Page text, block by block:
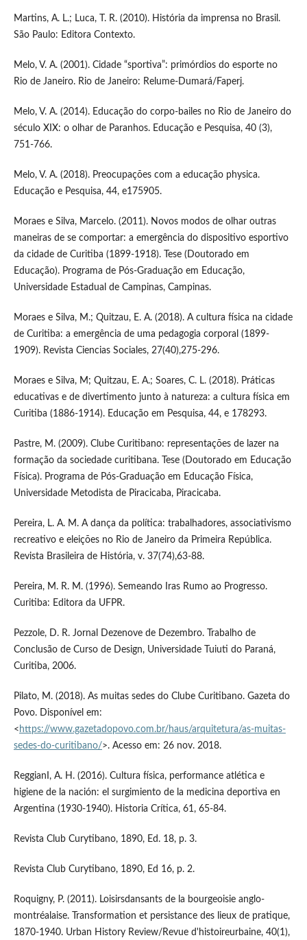
Martins, A. L.; Luca, T. R. (2010). História da imprensa no Brasil.
São Paulo: Editora Contexto.
Melo, V. A. (2001). Cidade “sportiva”: primórdios do esporte no
Rio de Janeiro. Rio de Janeiro: Relume-Dumará/Faperj.
Melo, V. A. (2014). Educação do corpo-bailes no Rio de Janeiro do
século XIX: o olhar de Paranhos. Educação e Pesquisa, 40 (3),
751-766.
Melo, V. A. (2018). Preocupações com a educação physica.
Educação e Pesquisa, 44, e175905.
Moraes e Silva, Marcelo. (2011). Novos modos de olhar outras
maneiras de se comportar: a emergência do dispositivo esportivo
da cidade de Curitiba (1899-1918). Tese (Doutorado em
Educação). Programa de Pós-Graduação em Educação,
Universidade Estadual de Campinas, Campinas.
Moraes e Silva, M.; Quitzau, E. A. (2018). A cultura física na cidade
de Curitiba: a emergência de uma pedagogia corporal (1899-
1909). Revista Ciencias Sociales, 27(40),275-296.
Moraes e Silva, M; Quitzau, E. A.; Soares, C. L. (2018). Práticas
educativas e de divertimento junto à natureza: a cultura física em
Curitiba (1886-1914). Educação em Pesquisa, 44, e 178293.
Pastre, M. (2009). Clube Curitibano: representações de lazer na
formação da sociedade curitibana. Tese (Doutorado em Educação
Física). Programa de Pós-Graduação em Educação Física,
Universidade Metodista de Piracicaba, Piracicaba.
Pereira, L. A. M. A dança da política: trabalhadores, associativismo
recreativo e eleições no Rio de Janeiro da Primeira República.
Revista Brasileira de História, v. 37(74),63-88.
Pereira, M. R. M. (1996). Semeando Iras Rumo ao Progresso.
Curitiba: Editora da UFPR.
Pezzole, D. R. Jornal Dezenove de Dezembro. Trabalho de
Conclusão de Curso de Design, Universidade Tuiuti do Paraná,
Curitiba, 2006.
Pilato, M. (2018). As muitas sedes do Clube Curitibano. Gazeta do
Povo. Disponível em:
< https://www.gazetadopovo.com.br/haus/arquitetura/as-muitas-
sedes-do-curitibano/>. Acesso em: 26 nov. 2018.
ReggianI, A. H. (2016). Cultura física, performance atlética e
higiene de la nación: el surgimiento de la medicina deportiva en
Argentina (1930-1940). Historia Crítica, 61, 65-84.
Revista Club Curytibano, 1890, Ed. 18, p. 3.
Revista Club Curytibano, 1890, Ed 16, p. 2.
Roquigny, P. (2011). Loisirsdansants de la bourgeoisie anglo-
montréalaise. Transformation et persistance des lieux de pratique,
1870-1940. Urban History Review/Revue d'histoireurbaine, 40(1),